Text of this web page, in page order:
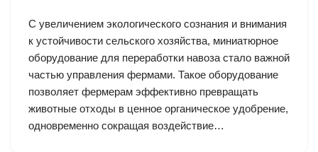
С увеличением экологического сознания и внимания
к устойчивости сельского хозяйства, миниатюрное
оборудование для переработки навоза стало важной
частью управления фермами. Такое оборудование
позволяет фермерам эффективно превращать
животные отходы в ценное органическое удобрение,
одновременно сокращая воздействие…